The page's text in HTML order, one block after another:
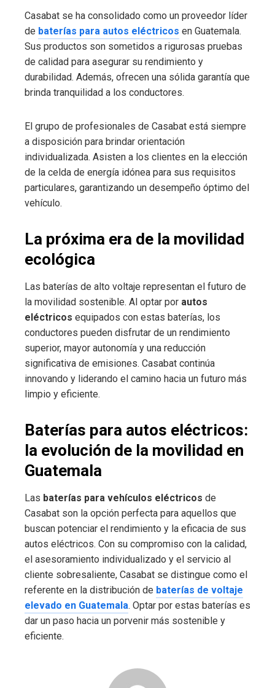
Casabat se ha consolidado como un proveedor líder
de baterías para autos eléctricos en Guatemala.
Sus productos son sometidos a rigurosas pruebas
de calidad para asegurar su rendimiento y
durabilidad. Además, ofrecen una sólida garantía que
brinda tranquilidad a los conductores.
El grupo de profesionales de Casabat está siempre
a disposición para brindar orientación
individualizada. Asisten a los clientes en la elección
de la celda de energía idónea para sus requisitos
particulares, garantizando un desempeño óptimo del
vehículo.
La próxima era de la movilidad
ecológica
Las baterías de alto voltaje representan el futuro de
la movilidad sostenible. Al optar por autos
eléctricos equipados con estas baterías, los
conductores pueden disfrutar de un rendimiento
superior, mayor autonomía y una reducción
significativa de emisiones. Casabat continúa
innovando y liderando el camino hacia un futuro más
limpio y eficiente.
Baterías para autos eléctricos:
la evolución de la movilidad en
Guatemala
Las baterías para vehículos eléctricos de
Casabat son la opción perfecta para aquellos que
buscan potenciar el rendimiento y la eficacia de sus
autos eléctricos. Con su compromiso con la calidad,
el asesoramiento individualizado y el servicio al
cliente sobresaliente, Casabat se distingue como el
referente en la distribución de baterías de voltaje
elevado en Guatemala. Optar por estas baterías es
dar un paso hacia un porvenir más sostenible y
eficiente.